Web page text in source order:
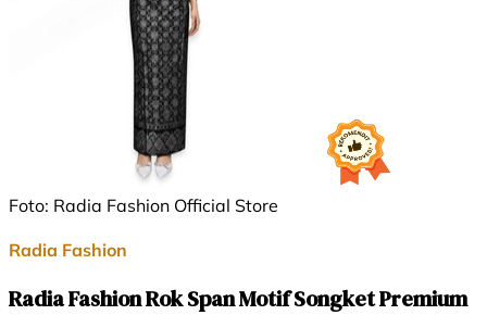
Foto: Radia Fashion Official Store
Radia Fashion
Radia Fashion Rok Span Motif Songket Premium